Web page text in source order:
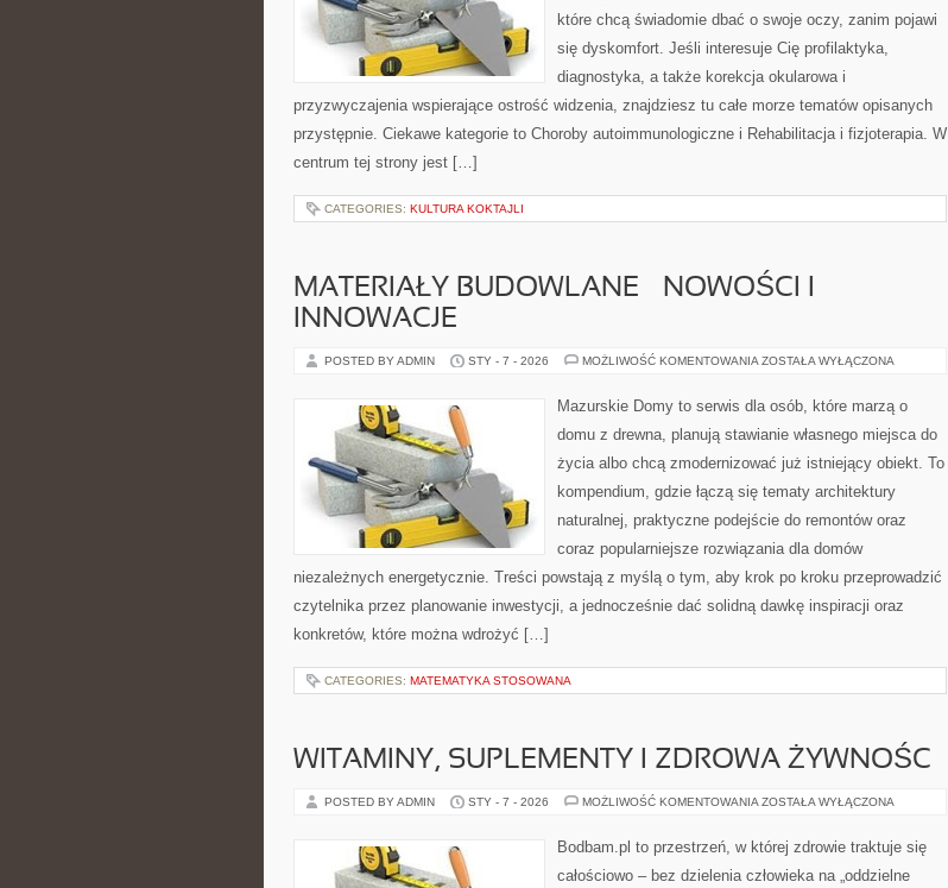
które chcą świadomie dbać o swoje oczy, zanim pojawi
się dyskomfort. Jeśli interesuje Cię profilaktyka,
diagnostyka, a także korekcja okularowa i
przyzwyczajenia wspierające ostrość widzenia, znajdziesz tu całe morze tematów opisanych
przystępnie. Ciekawe kategorie to Choroby autoimmunologiczne i Rehabilitacja i fizjoterapia. W
centrum tej strony jest […]
CATEGORIES: KULTURA KOKTAJLI
MATERIAŁY BUDOWLANE – NOWOŚCI I
INNOWACJE
POSTED BY ADMIN STY - 7 - 2026 MOŻLIWOŚĆ KOMENTOWANIA MATERIAŁY
NOWOŚCI
I
ZOSTAŁA WYŁĄCZONA
Mazurskie Domy to serwis dla osób, które marzą o
domu z drewna, planują stawianie własnego miejsca do
życia albo chcą zmodernizować już istniejący obiekt. To
kompendium, gdzie łączą się tematy architektury
naturalnej, praktyczne podejście do remontów oraz
coraz popularniejsze rozwiązania dla domów
niezależnych energetycznie. Treści powstają z myślą o tym, aby krok po kroku przeprowadzić
czytelnika przez planowanie inwestycji, a jednocześnie dać solidną dawkę inspiracji oraz
konkretów, które można wdrożyć […]
CATEGORIES: MATEMATYKA STOSOWANA
WITAMINY, SUPLEMENTY I ZDROWA ŻYWNOŚC
POSTED BY ADMIN STY - 7 - 2026 MOŻLIWOŚĆ KOMENTOWANIA WITAMINY,
ZDROWA
ŻYWNOŚC
ZOSTAŁA WYŁĄCZONA
Bodbam.pl to przestrzeń, w której zdrowie traktuje się
całościowo – bez dzielenia człowieka na „oddzielne